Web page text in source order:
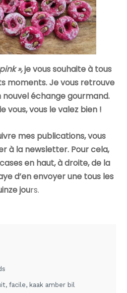
»,je vous souhaite à tous
moments. Je vous retrouve
échange gourmand.
vous, vous le valez bien !
mes publications, vous
à la newsletter. Pour cela,
en haut, à droite, de la
d’en envoyer une tous les
jours.
,facile, kaak amber bil